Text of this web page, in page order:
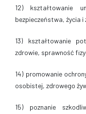
12) kształtowanie
bezpieczeństwa, życia i
13) kształtowanie
zdrowie, sprawność
14) promowanie
osobistej, zdrowego
15) poznanie